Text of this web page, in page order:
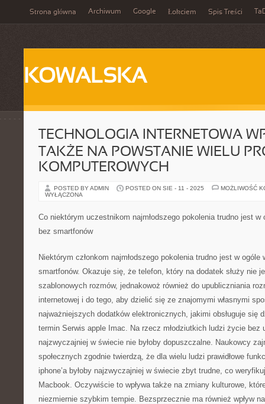
Strona główna Archiwum Google Łokciem Spis Treści
KOWALSKA
TECHNOLOGIA INTERNETOWA
TAKŻE NA POWSTANIE WIELU
KOMPUTEROWYCH
POSTED BY ADMIN POSTED ON SIE - 11 - 2025
MOŻLIWOŚĆ
WYŁĄCZONA
Co niektórym uczestnikom najmłodszego pokolenia trudno jest
bez smartfonów
Niektórym członkom najmłodszego pokolenia trudno jest w
smartfonów. Okazuje się, że telefon, który na dodatek służy nie
szablonowych rozmów, jednakowoż również do upubliczniania
internetowej i do tego, aby dzielić się ze znajomymi własnymi
najważniejszych dodatków elektronicznych, jakimi obsługuje się
termin Serwis apple Imac. Na rzecz młodziutkich ludzi życie bez
najzwyczajniej w świecie nie byłoby dopuszczalne. Naukowcy
społecznych zgodnie twierdzą, że dla wielu ludzi prawidłowe
iphone’a byłoby najzwyczajniej w świecie zbyt trudne, co
Macbook. Oczywiście to wpływa także na zmiany kulturowe,
niezmiernie szybkim tempie. Bezsprzecznie ma również wpływ